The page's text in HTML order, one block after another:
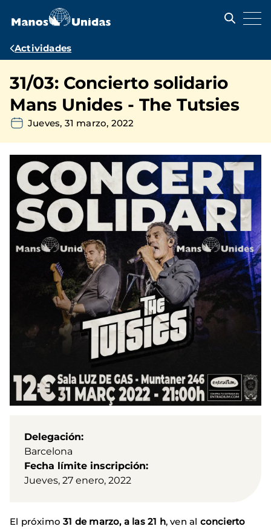
contenido
Ruta
navegación
Actividades
31/03: Concierto solidario
Mans Unides - The Tutsies
Jueves, 31 marzo, 2022
Delegación
Barcelona
Fecha límite inscripción
Jueves, 27 enero, 2022
El próximo31 de marzo, a las 21 h, ven al concierto